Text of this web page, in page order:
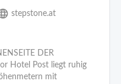
stepstone.at
DER
Hotel Post liegt ruhig
mit